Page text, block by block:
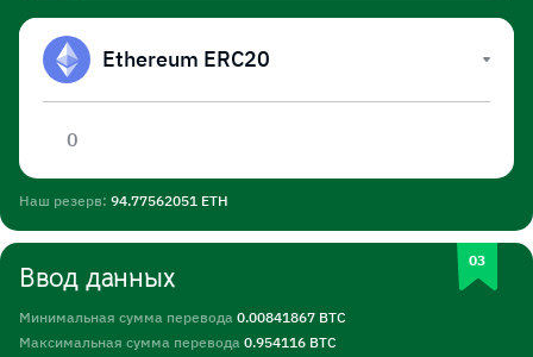
Ethereum ERC20
Наш резерв: 94.77562051 ETH
Ввод данных
Минимальная сумма перевода 0.00841867 BTC
Максимальная сумма перевода 0.954116 BTC